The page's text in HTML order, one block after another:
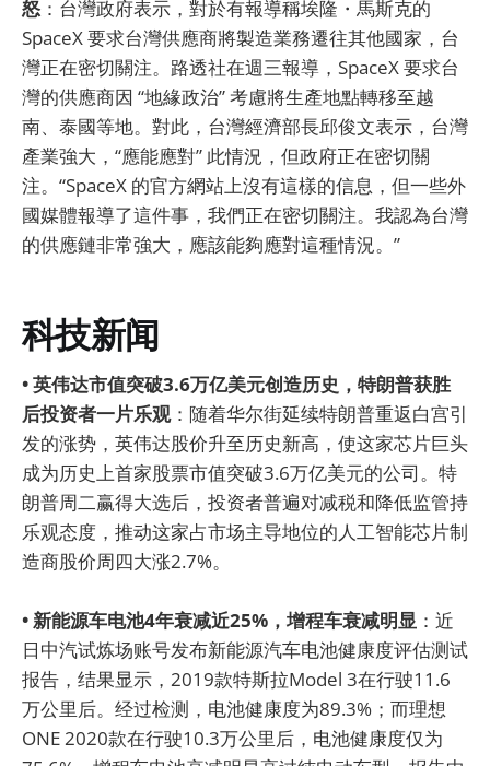
怒 ：台灣政府表示，對於有報導稱埃隆・馬斯克的
SpaceX 要求台灣供應商將製造業務遷往其他國家，台
灣正在密切關注。路透社在週三報導，SpaceX 要求台
灣的供應商因 “地緣政治” 考慮將生產地點轉移至越
南、泰國等地。對此，台灣經濟部長邱俊文表示，台灣
產業強大，“應能應對” 此情況，但政府正在密切關
注。“SpaceX 的官方網站上沒有這樣的信息，但一些外
國媒體報導了這件事，我們正在密切關注。我認為台灣
的供應鏈非常強大，應該能夠應對這種情況。”
科技新闻
• 英伟达市值突破3.6万亿美元创造历史，特朗普获胜
后投资者一片乐观：随着华尔街延续特朗普重返白宫引
发的涨势，英伟达股价升至历史新高，使这家芯片巨头
成为历史上首家股票市值突破3.6万亿美元的公司。特
朗普周二赢得大选后，投资者普遍对减税和降低监管持
乐观态度，推动这家占市场主导地位的人工智能芯片制
造商股价周四大涨2.7%。
• 新能源车电池4年衰减近25%，增程车衰减明显 ：近
日中汽试炼场账号发布新能源汽车电池健康度评估测试
报告，结果显示，2019款特斯拉Model 3在行驶11.6
万公里后。经过检测，电池健康度为89.3%；而理想
ONE 2020款在行驶10.3万公里后，电池健康度仅为